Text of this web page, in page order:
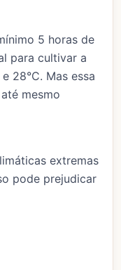
5 horas de
para cultivar a
28°C. Mas essa
mesmo
extremas
pode prejudicar